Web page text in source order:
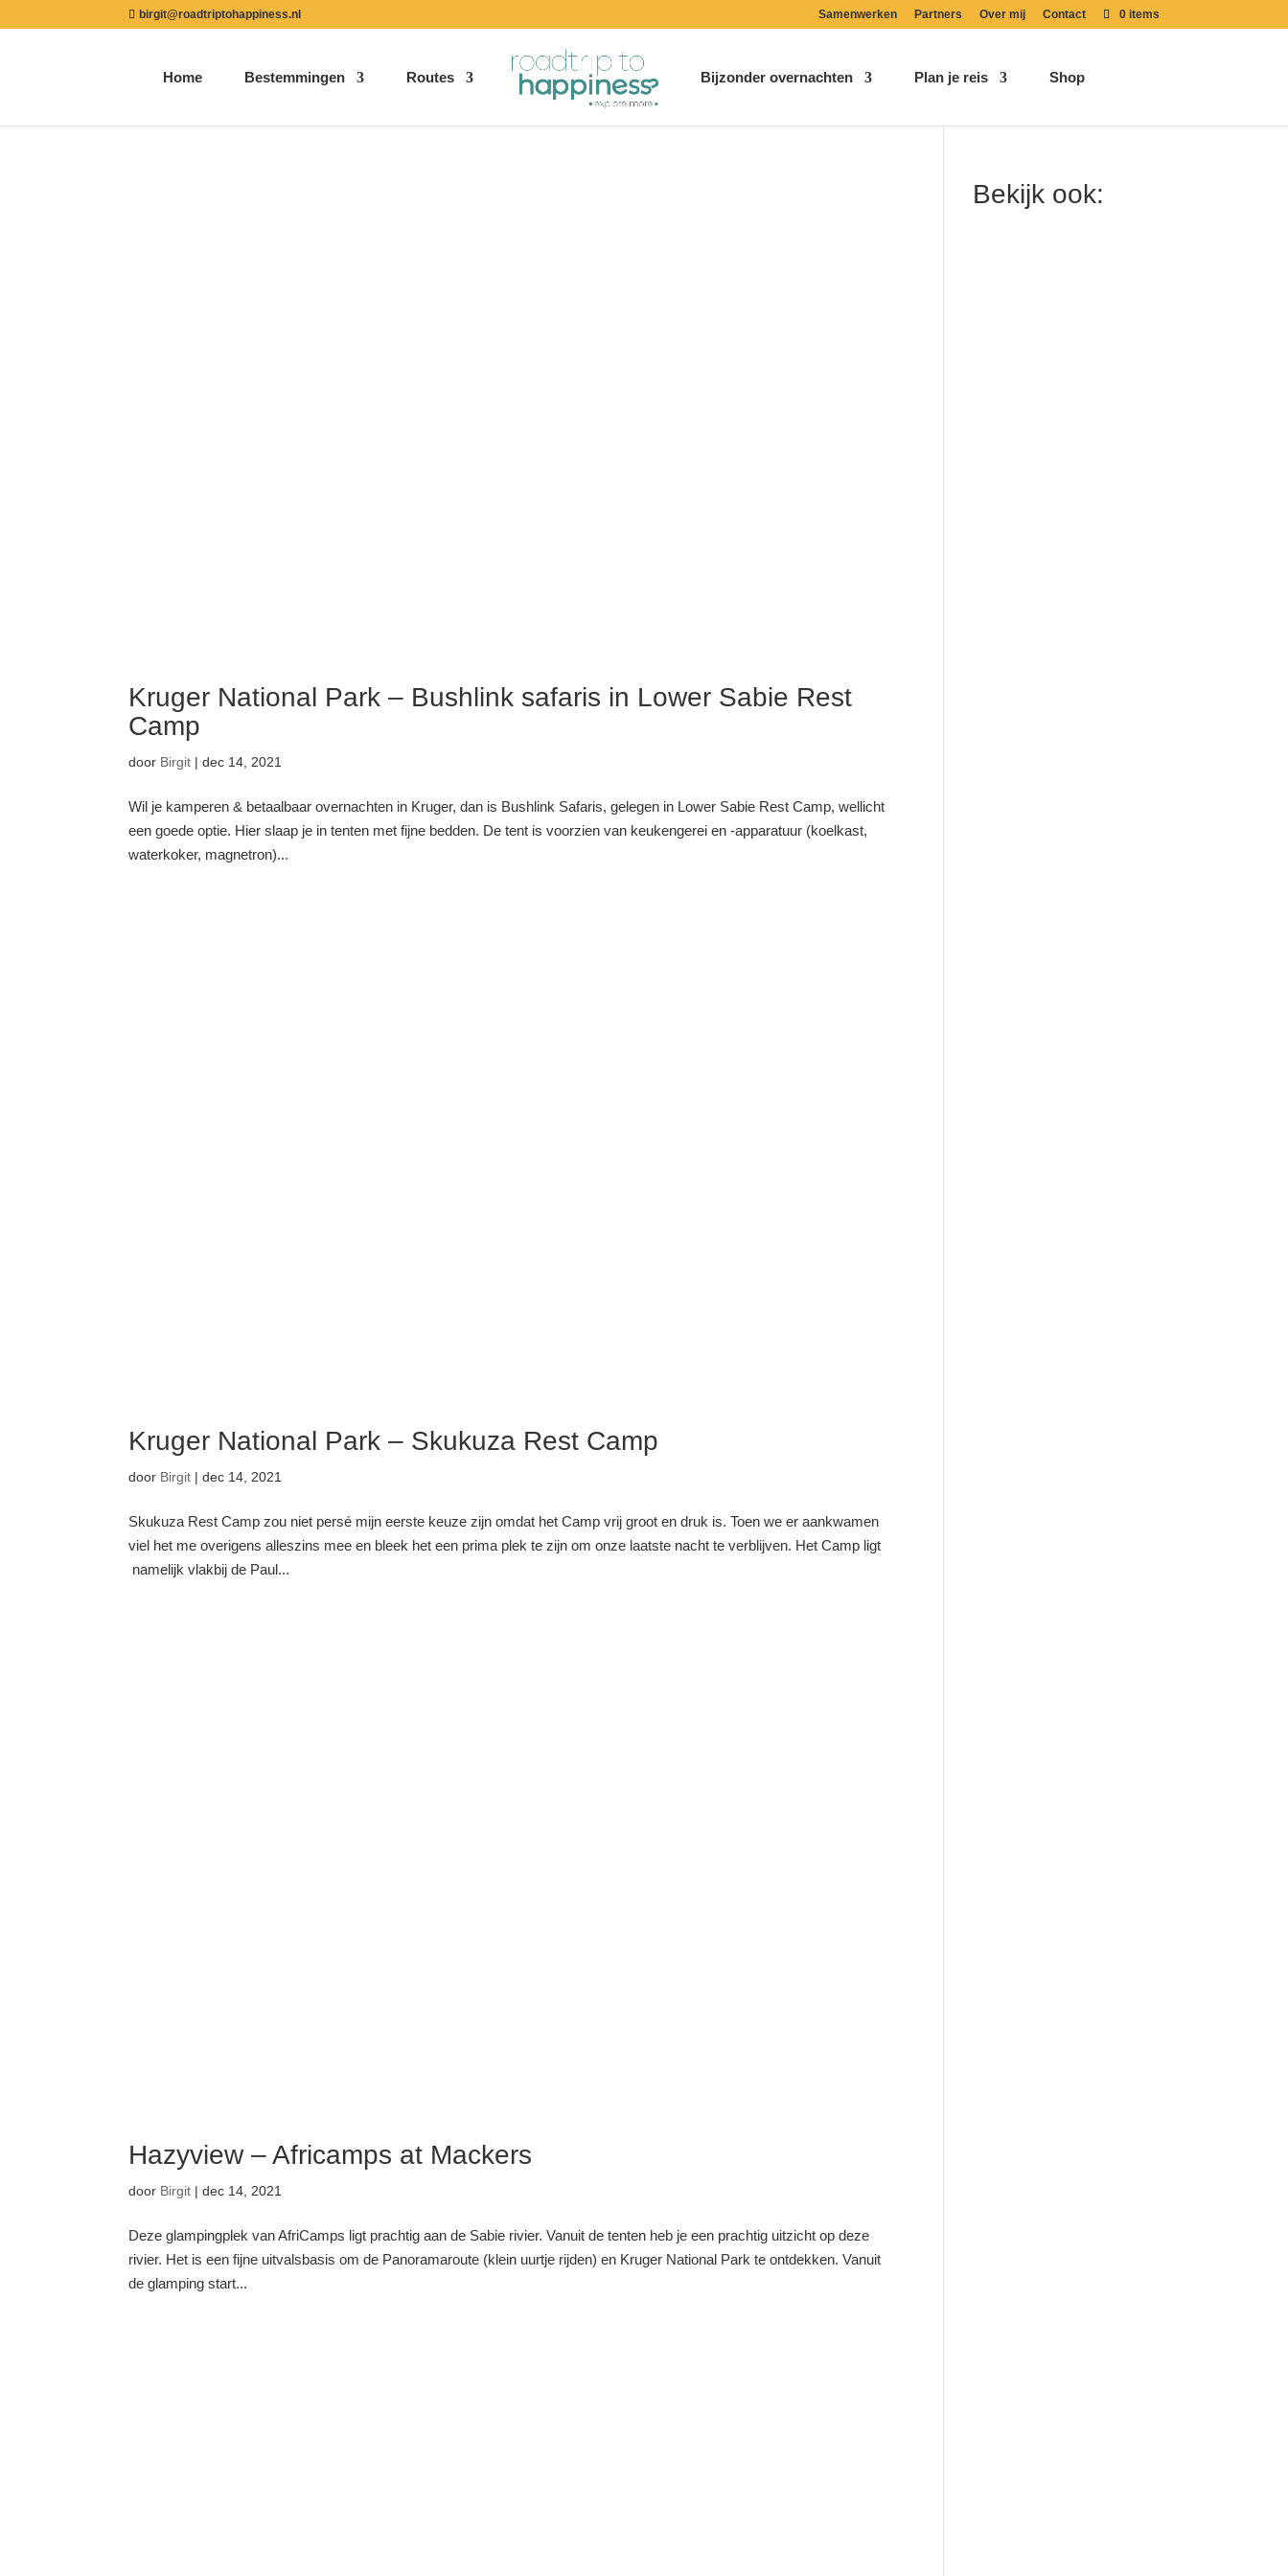
birgit@roadtriptohappiness.nl Samenwerken Partners Over mij Contact 0 items
Home Bestemmingen Routes Bijzonder overnachten Plan je reis Shop
Kruger National Park – Bushlink safaris in Lower Sabie Rest
Camp
door Birgit |dec 14, 2021
Wil je kamperen & betaalbaar overnachten in Kruger, dan is Bushlink Safaris, gelegen in Lower Sabie Rest Camp, wellicht
een goede optie. Hier slaap je in tenten met fijne bedden. De tent is voorzien van keukengerei en -apparatuur (koelkast,
waterkoker, magnetron)...
Kruger National Park – Skukuza Rest Camp
door Birgit |dec 14, 2021
Skukuza Rest Camp zou niet persé mijn eerste keuze zijn omdat het Camp vrij groot en druk is. Toen we er aankwamen
viel het me overigens alleszins mee en bleek het een prima plek te zijn om onze laatste nacht te verblijven. Het Camp ligt
namelijk vlakbij de Paul...
Hazyview – Africamps at Mackers
door Birgit |dec 14, 2021
Deze glampingplek van AfriCamps ligt prachtig aan de Sabie rivier. Vanuit de tenten heb je een prachtig uitzicht op deze
rivier. Het is een fijne uitvalsbasis om de Panoramaroute (klein uurtje rijden) en Kruger National Park te ontdekken. Vanuit
de glamping start...
Bekijk ook: